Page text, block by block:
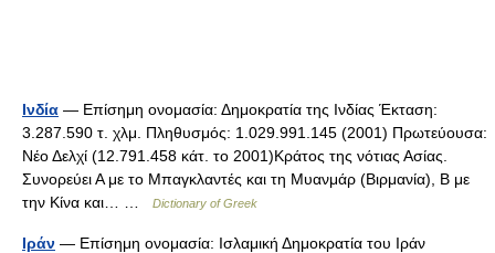
Ινδία — Επίσημη ονομασία: Δημοκρατία της Ινδίας Έκταση:
3.287.590 τ. χλμ. Πληθυσμός: 1.029.991.145 (2001) Πρωτεύουσα:
Νέο Δελχί (12.791.458 κάτ. το 2001)Κράτος της νότιας Ασίας.
Συνορεύει Α με το Μπαγκλαντές και τη Μυανμάρ (Βιρμανία), Β με
την Κίνα και… …
Dictionary of Greek
Ιράν — Επίσημη ονομασία: Ισλαμική Δημοκρατία του Ιράν